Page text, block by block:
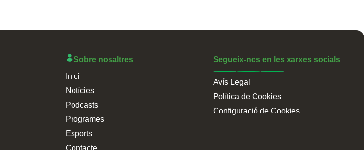
Sobre nosaltres
Inici
Notícies
Podcasts
Programes
Esports
Contacte
Segueix-nos en les xarxes socials
Avís Legal
Política de Cookies
Configuració de Cookies